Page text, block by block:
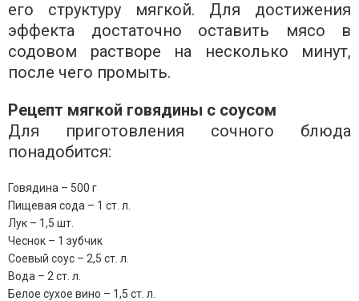
его структуру мягкой. Для достижения
эффекта достаточно оставить мясо в
содовом растворе на несколько минут,
после чего промыть.
Рецепт мягкой говядины с соусом
Для приготовления сочного блюда
понадобится:
Говядина – 500 г
Пищевая сода – 1 ст. л.
Лук – 1,5 шт.
Чеснок – 1 зубчик
Соевый соус – 2,5 ст. л.
Вода – 2 ст. л.
Белое сухое вино – 1,5 ст. л.